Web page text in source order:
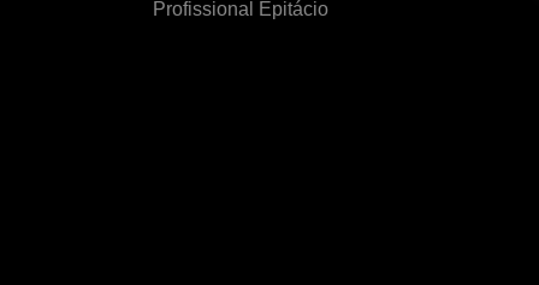
Profissional Epitácio